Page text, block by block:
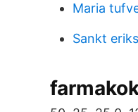
Maria
Sankt